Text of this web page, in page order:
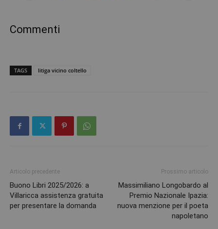
Commenti
TAGS litiga vicino coltello
Articolo precedente
Buono Libri 2025/2026: a
Villaricca assistenza gratuita
per presentare la domanda
Prossimo articolo
Massimiliano Longobardo al
Premio Nazionale Ipazia:
nuova menzione per il poeta
napoletano